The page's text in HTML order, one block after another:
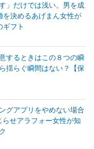
」だけでは浅い。男を成
を決めるあげまん女性が
ギフト
するときはこの８つの瞬
揺らぐ瞬間はない？【保
グアプリをやめない場合
せアラフォー女性が知